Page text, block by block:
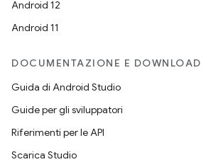
Android 12
Android 11
DOCUMENTAZIONE E DOWNLOAD
Guida di Android Studio
Guide per gli sviluppatori
Riferimenti per le API
Scarica Studio